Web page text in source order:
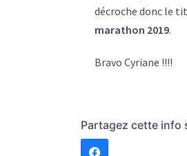
décroche donc le
marathon 2019.
Bravo Cyriane !!!!
Partagez cette info